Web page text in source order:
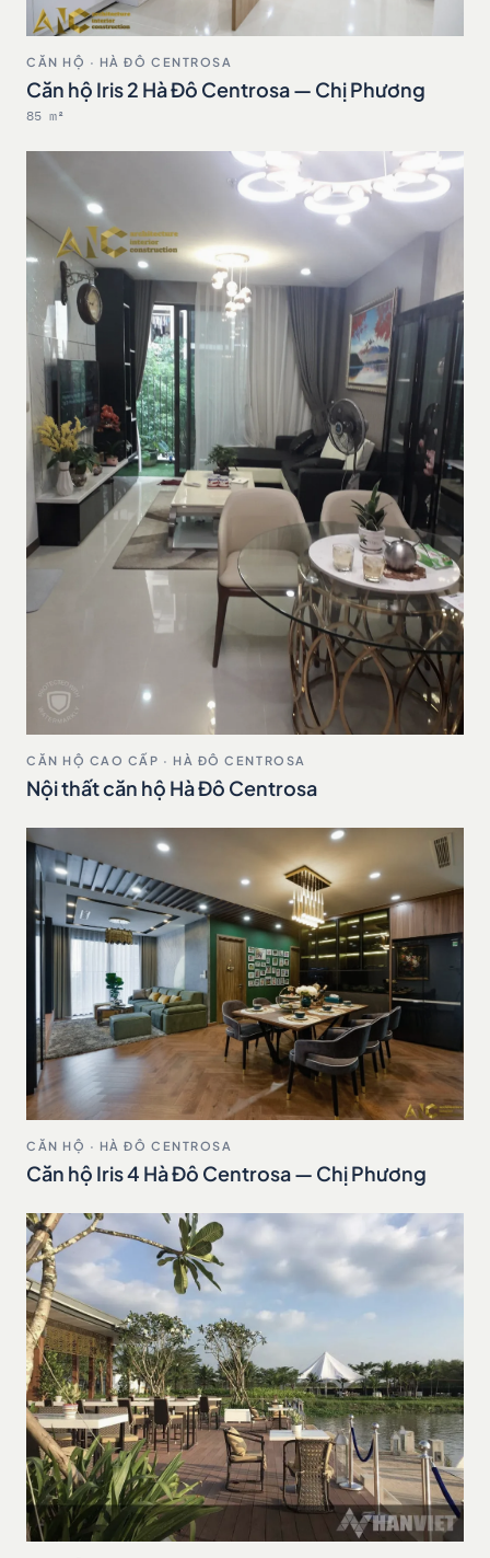
CĂN HỘ · HÀ ĐÔ CENTROSA
Căn hộ Iris 2 Hà Đô Centrosa — Chị Phương
85 m²
CĂN HỘ CAO CẤP · HÀ ĐÔ CENTROSA
Nội thất căn hộ Hà Đô Centrosa
CĂN HỘ · HÀ ĐÔ CENTROSA
Căn hộ Iris 4 Hà Đô Centrosa — Chị Phương